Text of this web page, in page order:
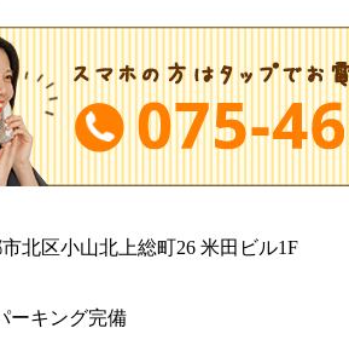
市北区小山北上総町26 米田ビル1F
ーキング完備